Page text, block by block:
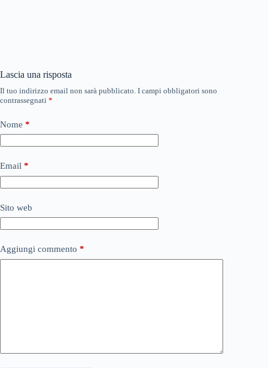
Lascia una risposta
Il tuo indirizzo email non sarà pubblicato. I campi obbligatori sono
contrassegnati *
Nome *
Email *
Sito web
Aggiungi commento *